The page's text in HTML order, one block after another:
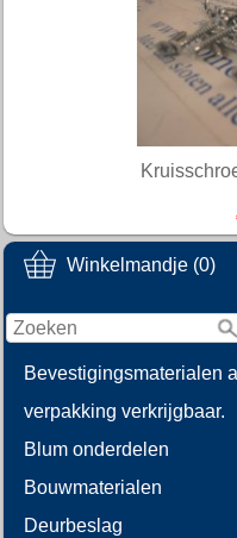
Winkelmandje (0)
Bevestigingsmaterialen
verpakking verkrijgbaar.
Blum onderdelen
Bouwmaterialen
Deurbeslag